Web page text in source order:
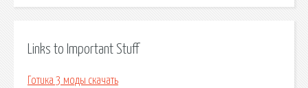
Links to Important Stuff
Готика 3 моды скачать